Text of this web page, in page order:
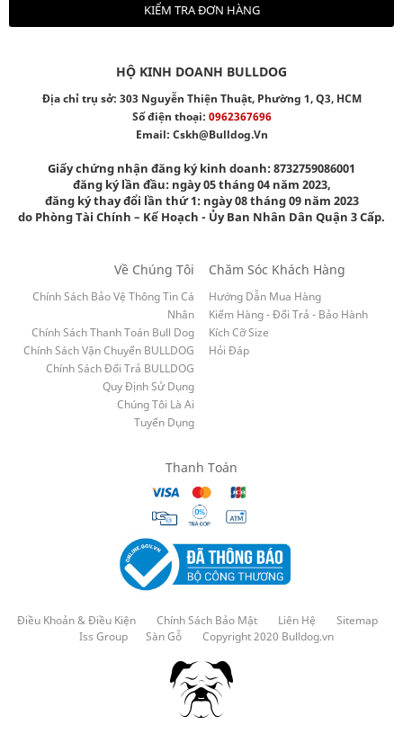
KIỂM TRA ĐƠN HÀNG
HỘ KINH DOANH BULLDOG
Địa chỉ trụ sở: 303 Nguyễn Thiện Thuật, Phường 1, Q3, HCM
Số điện thoại: 0962367696
Email: Cskh@bulldog.vn
Giấy chứng nhận đăng ký kinh doanh: 8732759086001
đăng ký lần đầu: ngày 05 tháng 04 năm 2023,
đăng ký thay đổi lần thứ 1: ngày 08 tháng 09 năm 2023
do Phòng Tài Chính – Kế Hoạch - Ủy Ban Nhân Dân Quận 3 Cấp.
Về Chúng Tôi
Chính Sách Bảo Vệ Thông Tin Cá
Nhân
Chính Sách Thanh Toán Bull Dog
Chính Sách Vận Chuyển BULLDOG
Chính Sách Đổi Trả BULLDOG
Quy Định Sử Dụng
Chúng Tôi Là Ai
Tuyển Dụng
Chăm Sóc Khách Hàng
Hướng Dẫn Mua Hàng
Kiểm Hàng - Đổi Trả - Bảo Hành
Kích Cỡ Size
Hỏi Đáp
Thanh Toán
Điều Khoản & Điều Kiện Chính Sách Bảo Mật Liên Hệ
Sitemap
Iss Group
Sàn Gỗ Copyright 2020 Bulldog.vn